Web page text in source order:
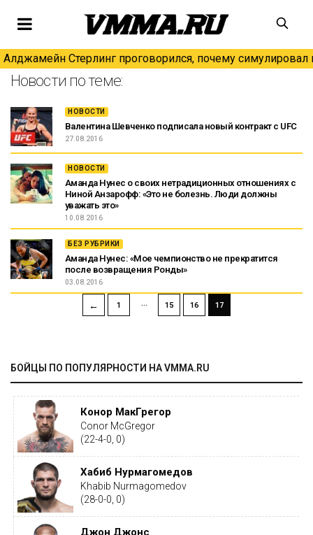
Алджамейн Стерлинг проговорился, почему симулировал
Новости по теме:
НОВОСТИ
Валентина Шевченко подписала новый контракт с UFC
27.08.2016
НОВОСТИ
Аманда Нунес о своих нетрадиционных отношениях с
Ниной Анзарофф: «Это не болезнь. Люди должны
уважать это»
10.08.2016
БЕЗ РУБРИКИ
Аманда Нунес: «Мое чемпионство не прекратится
после возвращения Ронды»
03.08.2016
← 1 … 15 16 17
БОЙЦЫ ПО ПОПУЛЯРНОСТИ НА VMMA.RU
Конор МакГрегор
Conor McGregor
(22-4-0, 0)
Хабиб Нурмагомедов
Khabib Nurmagomedov
(28-0-0, 0)
Джон Джонс